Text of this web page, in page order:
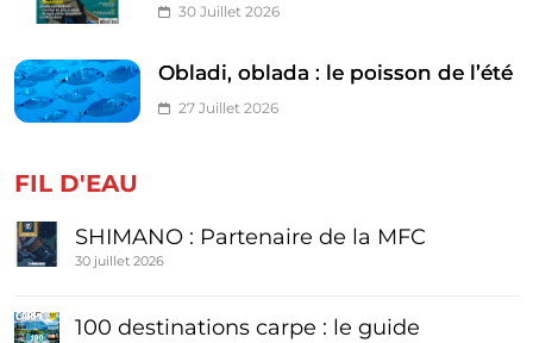
30 Juillet 2026
Obladi, oblada : le poisson de l’été
27 Juillet 2026
FIL D'EAU
SHIMANO : Partenaire de la MFC
30 juillet 2026
100 destinations carpe : le guide